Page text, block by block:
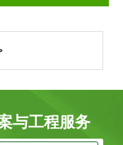
与工程服务